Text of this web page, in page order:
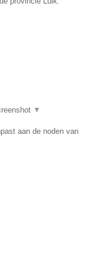
▼
aan de noden van